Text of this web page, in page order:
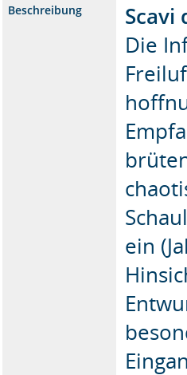
Beschreibung
Scavi
Die
ein